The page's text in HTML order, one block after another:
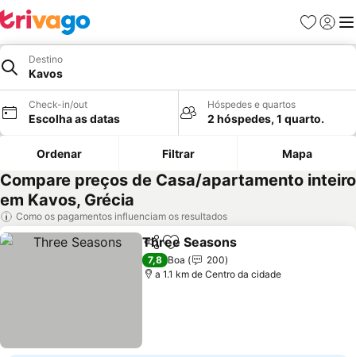
Favoritos
Iniciar
Destino
Kavos
Check-in/out
Escolha as datas
Hóspedes e quartos
2 hóspedes, 1 quarto.
Ordenar Filtrar Mapa
Compare preços de Casa/apartamento inteiro
em Kavos, Grécia
Como os pagamentos influenciam os resultados
PartilharAdicionar aos favoritos
Three Seasons
7,8 Boa
200
a 1.1 km de Centro da cidade